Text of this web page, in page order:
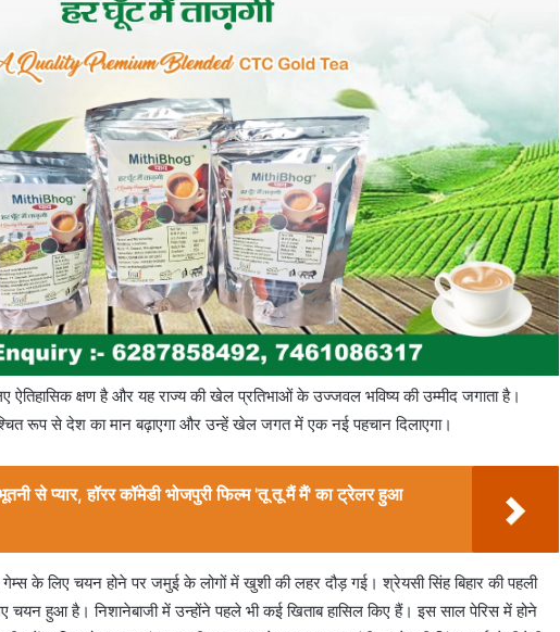
क्षण है और यह राज्य की खेल प्रतिभाओं के उज्जवल भविष्य की उम्मीद जगाता है।
रूप से देश का मान बढ़ाएगा और उन्हें खेल जगत में एक नई पहचान दिलाएगा।
से प्यार, हॉरर कॉमेडी भोजपुरी फिल्म 'तू तू मैं मैं' का ट्रेलर हुआ
के लिए चयन होने पर जमुई के लोगों में खुशी की लहर दौड़ गई। श्रेयसी सिंह बिहार की पहली
चयन हुआ है। निशानेबाजी में उन्होंने पहले भी कई खिताब हासिल किए हैं। इस साल पेरिस में होने